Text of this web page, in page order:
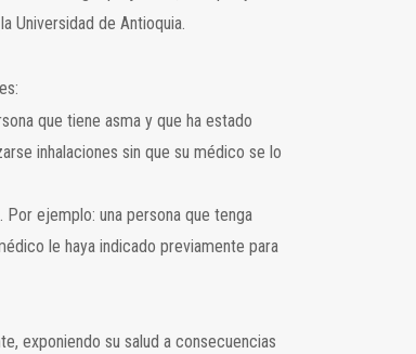
Universidad de Antioquia.
que tiene asma y que ha estado
inhalaciones sin que su médico se lo
ejemplo: una persona que tenga
le haya indicado previamente para
exponiendo su salud a consecuencias